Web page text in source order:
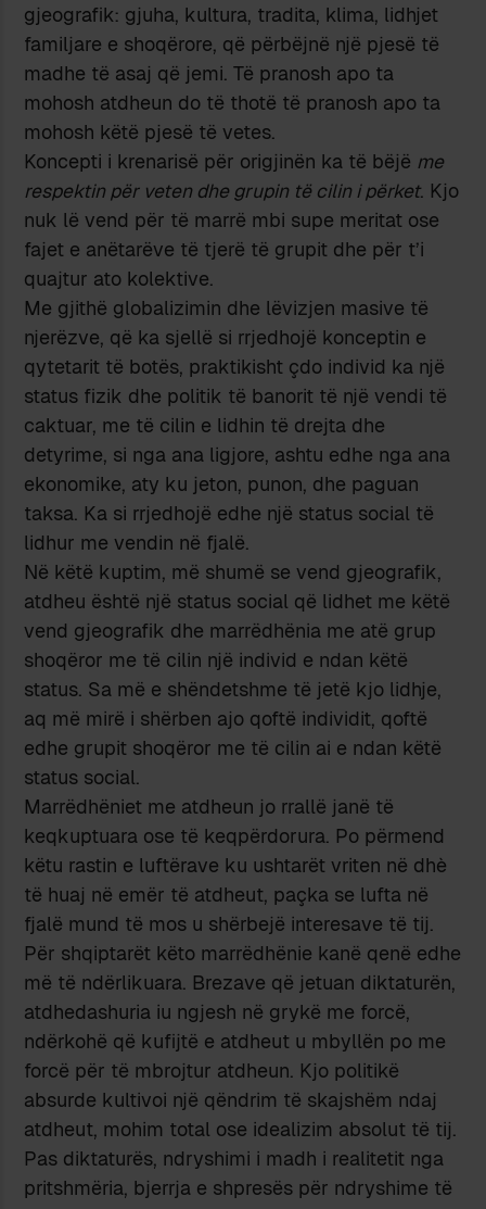
gjeografik: gjuha, kultura, tradita, klima, lidhjet
familjare e shoqërore, që përbëjnë një pjesë të
madhe të asaj që jemi. Të pranosh apo ta
mohosh atdheun do të thotë të pranosh apo ta
mohosh këtë pjesë të vetes.
Koncepti i krenarisë për origjinën ka të bëjë me
respektin për veten dhe grupin të cilin i përket. Kjo
nuk lë vend për të marrë mbi supe meritat ose
fajet e anëtarëve të tjerë të grupit dhe për t’i
quajtur ato kolektive.
Me gjithë globalizimin dhe lëvizjen masive të
njerëzve, që ka sjellë si rrjedhojë konceptin e
qytetarit të botës, praktikisht çdo individ ka një
status fizik dhe politik të banorit të një vendi të
caktuar, me të cilin e lidhin të drejta dhe
detyrime, si nga ana ligjore, ashtu edhe nga ana
ekonomike, aty ku jeton, punon, dhe paguan
taksa. Ka si rrjedhojë edhe një status social të
lidhur me vendin në fjalë.
Në këtë kuptim, më shumë se vend gjeografik,
atdheu është një status social që lidhet me këtë
vend gjeografik dhe marrëdhënia me atë grup
shoqëror me të cilin një individ e ndan këtë
status. Sa më e shëndetshme të jetë kjo lidhje,
aq më mirë i shërben ajo qoftë individit, qoftë
edhe grupit shoqëror me të cilin ai e ndan këtë
status social.
Marrëdhëniet me atdheun jo rrallë janë të
keqkuptuara ose të keqpërdorura. Po përmend
këtu rastin e luftërave ku ushtarët vriten në dhè
të huaj në emër të atdheut, paçka se lufta në
fjalë mund të mos u shërbejë interesave të tij.
Për shqiptarët këto marrëdhënie kanë qenë edhe
më të ndërlikuara. Brezave që jetuan diktaturën,
atdhedashuria iu ngjesh në grykë me forcë,
ndërkohë që kufijtë e atdheut u mbyllën po me
forcë për të mbrojtur atdheun. Kjo politikë
absurde kultivoi një qëndrim të skajshëm ndaj
atdheut, mohim total ose idealizim absolut të tij.
Pas diktaturës, ndryshimi i madh i realitetit nga
pritshmëria, bjerrja e shpresës për ndryshime të